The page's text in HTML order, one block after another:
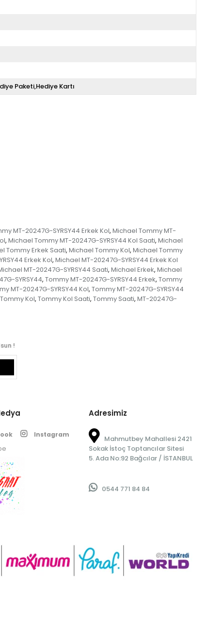
Paketi,Hediye Kartı
MT-20247G-SYRSY44 Erkek Kol, Michael Tommy MT-
, Michael Tommy MT-20247G-SYRSY44 Kol Saati, Michael
Tommy Erkek Saati, Michael Tommy Kol, Michael Tommy
Erkek Kol, Michael MT-20247G-SYRSY44 Erkek Kol
MT-20247G-SYRSY44 Saati, Michael Erkek, Michael
SYRSY44, Tommy MT-20247G-SYRSY44 Erkek, Tommy
MT-20247G-SYRSY44 Kol, Tommy MT-20247G-SYRSY44
Tommy Kol, Tommy Kol Saati, Tommy Saati, MT-20247G-
!
Instagram
Adresimiz
Mahmutbey Mahallesi 2421
Sokak İstoç Toptancılar Sitesi
5. Ada No:92 Bağcılar / İSTANBUL
0544 771 84 84